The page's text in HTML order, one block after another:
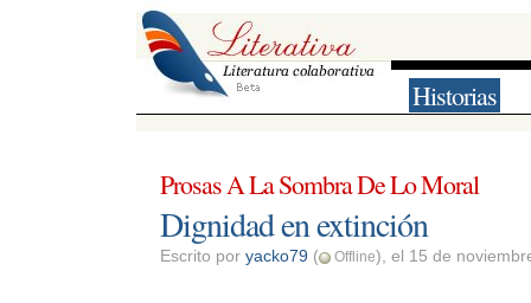
Historias
Prosas A La Sombra De Lo Moral
Dignidad en extinción
Escrito por yacko79 ( Offline), el 15 de